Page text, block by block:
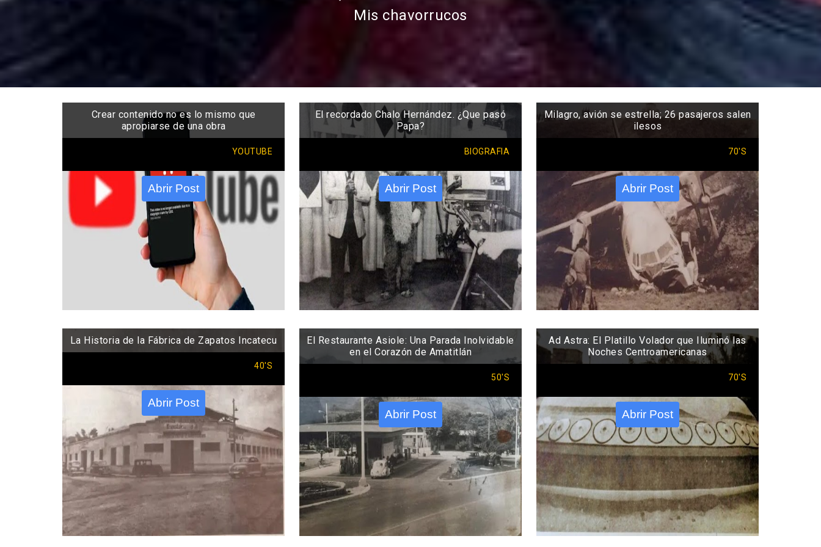
Mis chavorrucos
Crear contenido no es lo mismo que
apropiarse de una obra
YOUTUBE
Abrir Post
El recordado Chalo Hernández. ¿Que pasó
Papa?
BIOGRAFIA
Abrir Post
Milagro, avión se estrella; 26 pasajeros salen
ilesos
70'S
Abrir Post
La Historia de la Fábrica de Zapatos Incatecu
40'S
Abrir Post
El Restaurante Asiole: Una Parada Inolvidable
en el Corazón de Amatitlán
50'S
Abrir Post
Ad Astra: El Platillo Volador que Iluminó las
Noches Centroamericanas
70'S
Abrir Post